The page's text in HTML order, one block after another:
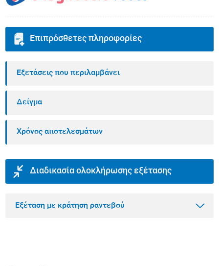
Επιπρόσθετες πληροφορίες
Εξετάσεις που περιλαμβάνει
Δείγμα
Χρόνος αποτελεσμάτων
Διαδικασία ολοκλήρωσης εξέτασης
Εξέταση με κράτηση ραντεβού